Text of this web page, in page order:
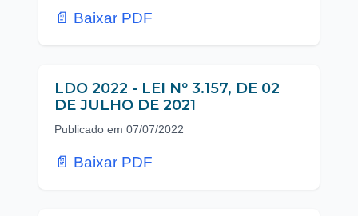
📄 Baixar PDF
LDO 2022 - LEI Nº 3.157, DE 02
DE JULHO DE 2021
Publicado em 07/07/2022
📄 Baixar PDF